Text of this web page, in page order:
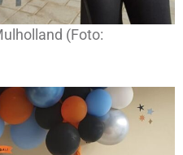
(Foto: